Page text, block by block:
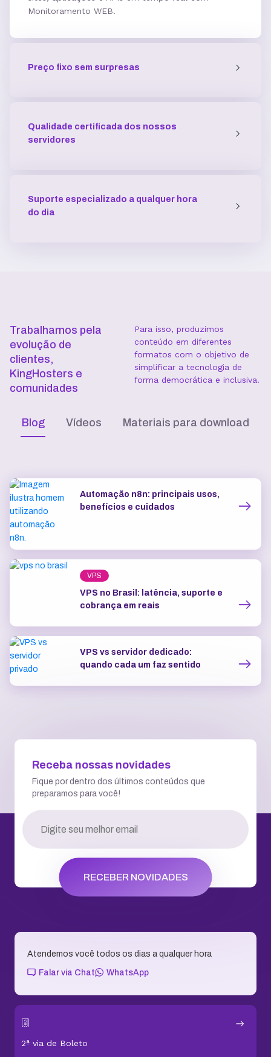
5 GB
Acesso SSH
Múltiplas versões do ASP
Monitoramento WEB.
Preço fixo sem surpresas
Qualidade certificada dos nossos
servidores
Suporte especializado a qualquer hora
do dia
Trabalhamos pela
evolução de
clientes,
KingHosters e
comunidades
Para isso, produzimos
conteúdo em diferentes
formatos com o objetivo de
simplificar a tecnologia de
forma democrática e inclusiva.
Blog Vídeos Materiais para download
Automação n8n: principais usos,
benefícios e cuidados
VPS
VPS no Brasil: latência, suporte e
cobrança em reais
VPS vs servidor dedicado:
quando cada um faz sentido
Receba nossas novidades
Fique por dentro dos últimos conteúdos que
preparamos para você!
RECEBER NOVIDADES
Atendemos você todos os dias a qualquer hora
Falar via Chat WhatsApp
2ª via de Boleto